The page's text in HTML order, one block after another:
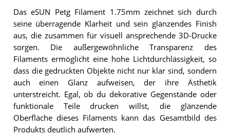
Das eSUN Petg Filament 1.75mm zeichnet sich durch
seine überragende Klarheit und sein glänzendes Finish
aus, die zusammen für visuell ansprechende 3D-Drucke
sorgen. Die außergewöhnliche Transparenz des
Filaments ermöglicht eine hohe Lichtdurchlässigkeit, so
dass die gedruckten Objekte nicht nur klar sind, sondern
auch einen Glanz aufweisen, der ihre Ästhetik
unterstreicht. Egal, ob du dekorative Gegenstände oder
funktionale Teile drucken willst, die glänzende
Oberfläche dieses Filaments kann das Gesamtbild des
Produkts deutlich aufwerten.